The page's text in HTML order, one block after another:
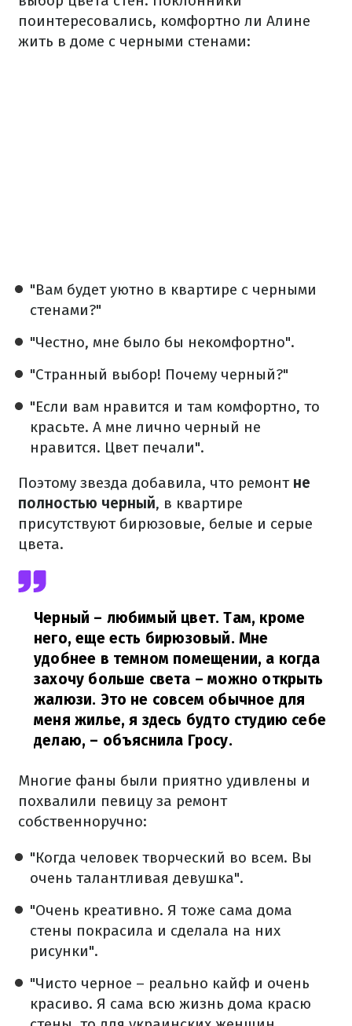
поинтересовались, комфортно ли Алине
жить в доме с черными стенами:
"Вам будет уютно в квартире с черными
стенами?"
"Честно, мне было бы некомфортно".
"Странный выбор! Почему черный?"
"Если вам нравится и там комфортно, то
красьте. А мне лично черный не
нравится. Цвет печали".
Поэтому звезда добавила, что ремонтне
полностью черный, в квартире
присутствуют бирюзовые, белые и серые
цвета.
Черный – любимый цвет. Там, кроме
него, еще есть бирюзовый. Мне
удобнее в темном помещении, а когда
захочу больше света – можно открыть
жалюзи. Это не совсем обычное для
меня жилье, я здесь будто студию себе
делаю, – объяснила Гросу.
Многие фаны были приятно удивлены и
похвалили певицу за ремонт
собственноручно:
"Когда человек творческий во всем. Вы
очень талантливая девушка".
"Очень креативно. Я тоже сама дома
стены покрасила и сделала на них
рисунки".
"Чисто черное – реально кайф и очень
красиво. Я сама всю жизнь дома красю